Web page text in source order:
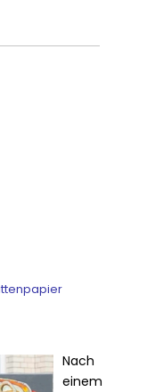
Nach
einem